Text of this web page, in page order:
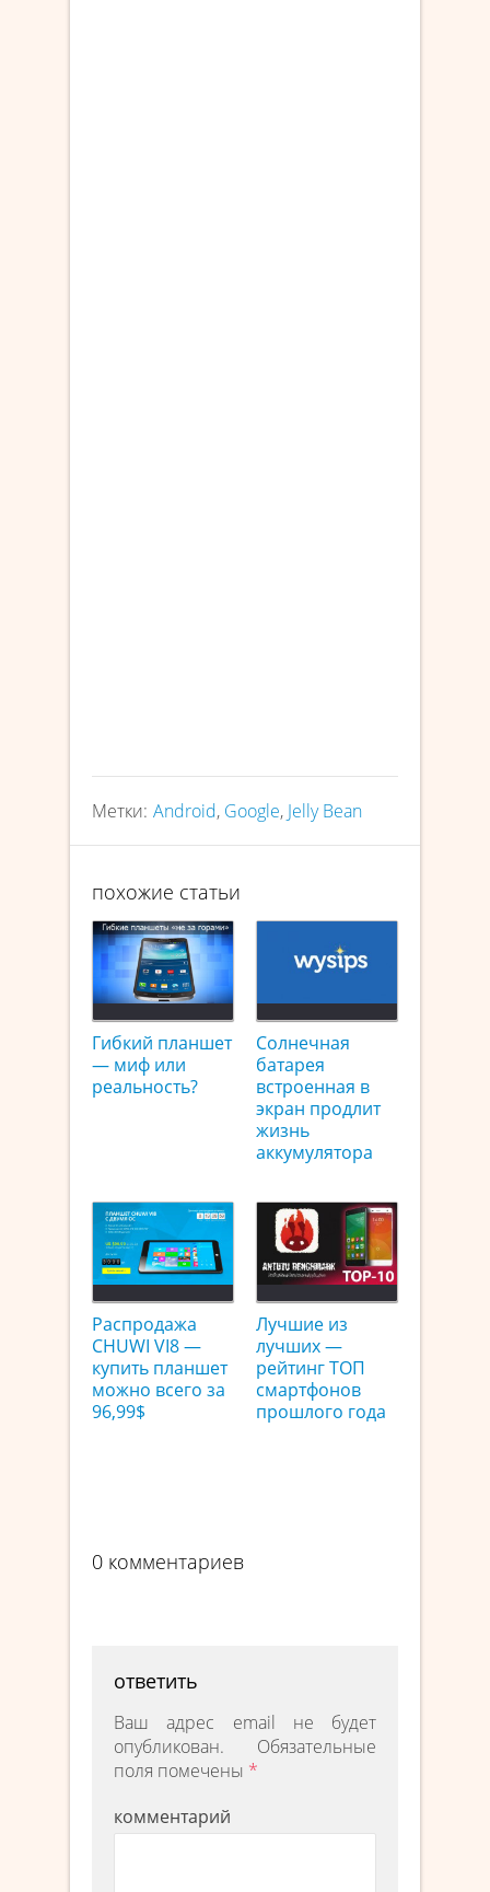
Метки: Android, Google, Jelly Bean
похожие статьи
Гибкий планшет
— миф или
реальность?
Солнечная
батарея
встроенная в
экран продлит
жизнь
аккумулятора
Распродажа
CHUWI VI8 —
купить планшет
можно всего за
96,99$
Лучшие из
лучших —
рейтинг ТОП
смартфонов
прошлого года
0 комментариев
ответить
Ваш адрес email не будет
опубликован.
Обязательные
поля помечены *
комментарий